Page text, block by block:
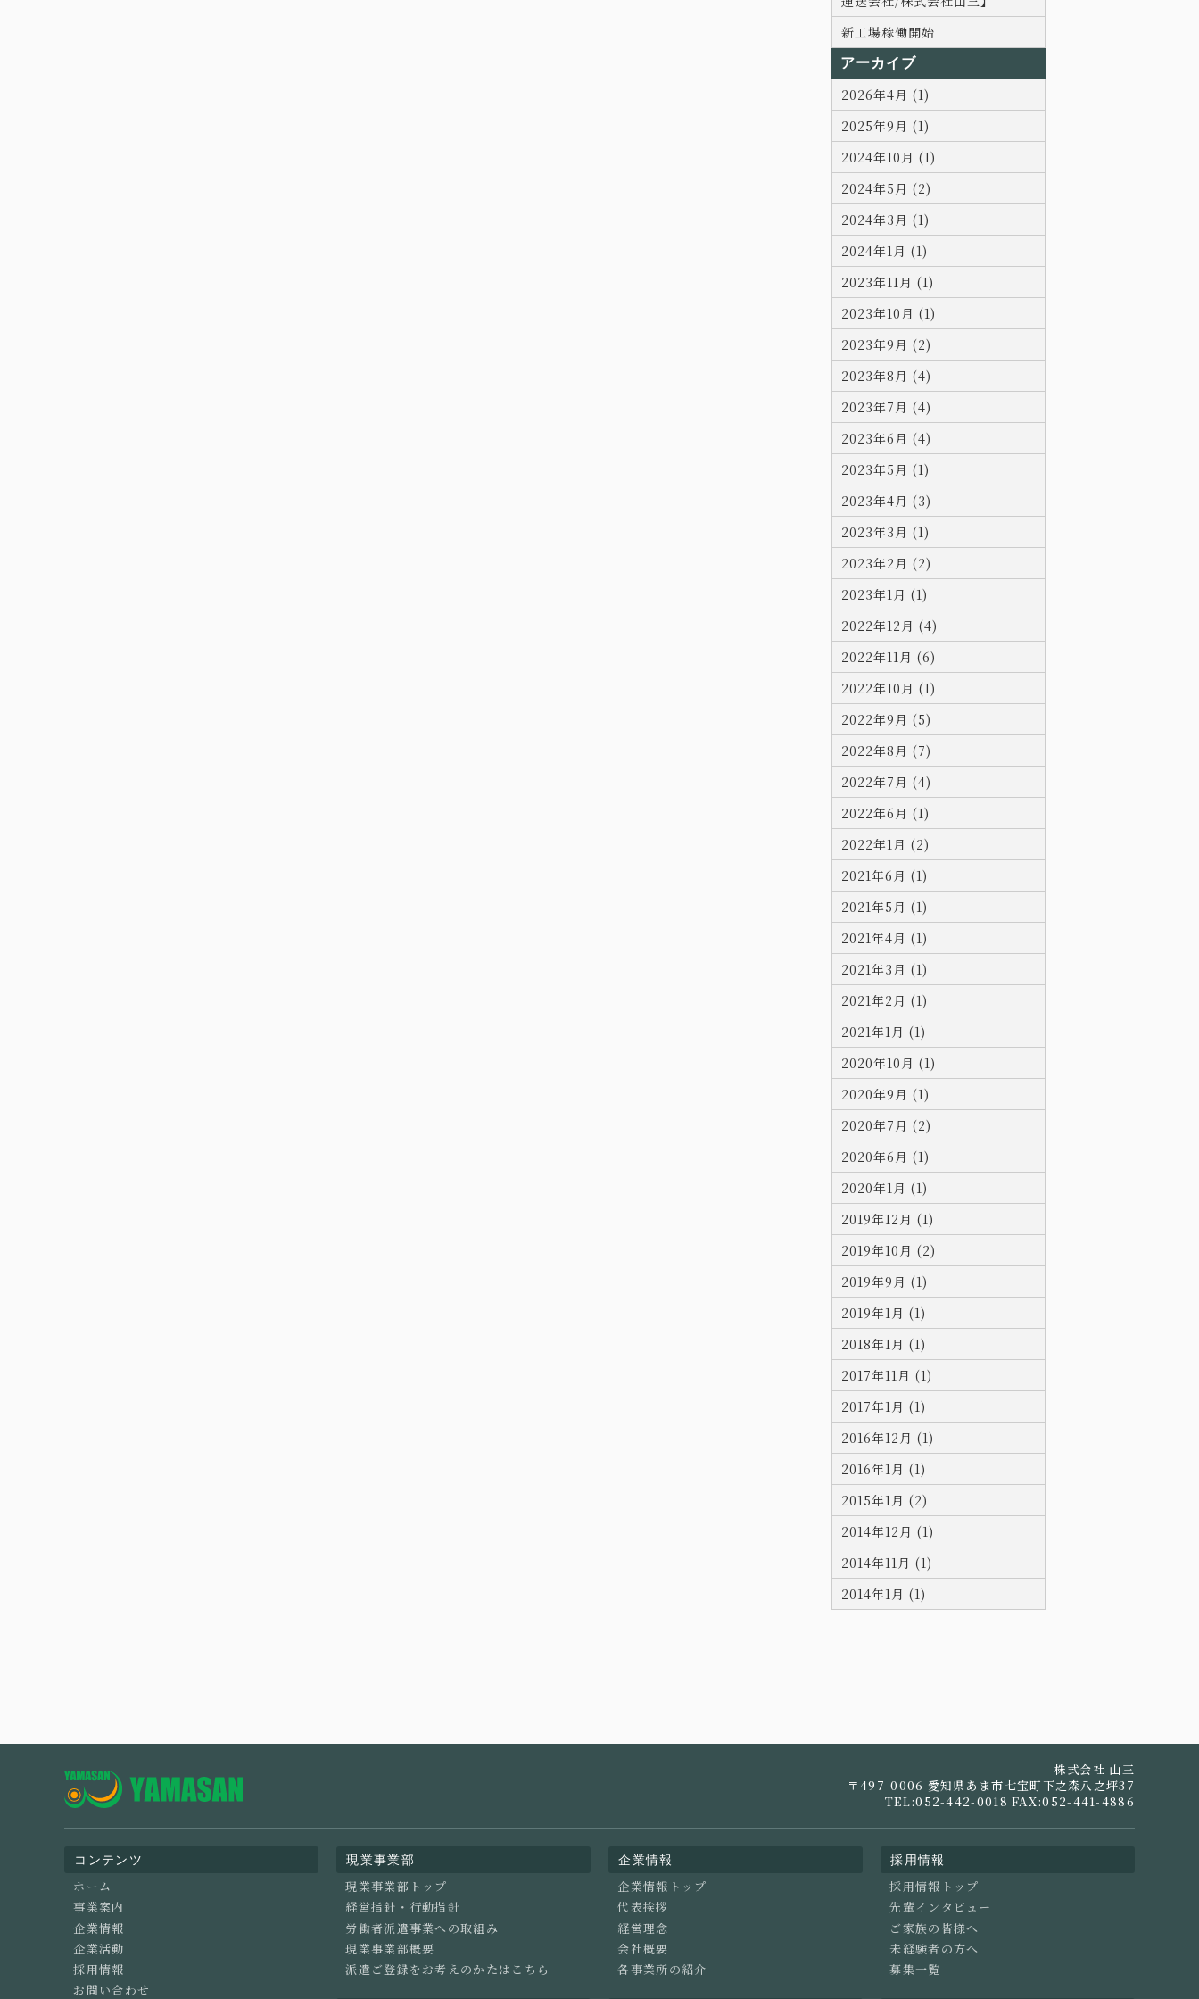
新工場稼働開始
アーカイブ
2026年4月 (1)
2025年9月 (1)
2024年10月 (1)
2024年5月 (2)
2024年3月 (1)
2024年1月 (1)
2023年11月 (1)
2023年10月 (1)
2023年9月 (2)
2023年8月 (4)
2023年7月 (4)
2023年6月 (4)
2023年5月 (1)
2023年4月 (3)
2023年3月 (1)
2023年2月 (2)
2023年1月 (1)
2022年12月 (4)
2022年11月 (6)
2022年10月 (1)
2022年9月 (5)
2022年8月 (7)
2022年7月 (4)
2022年6月 (1)
2022年1月 (2)
2021年6月 (1)
2021年5月 (1)
2021年4月 (1)
2021年3月 (1)
2021年2月 (1)
2021年1月 (1)
2020年10月 (1)
2020年9月 (1)
2020年7月 (2)
2020年6月 (1)
2020年1月 (1)
2019年12月 (1)
2019年10月 (2)
2019年9月 (1)
2019年1月 (1)
2018年1月 (1)
2017年11月 (1)
2017年1月 (1)
2016年12月 (1)
2016年1月 (1)
2015年1月 (2)
2014年12月 (1)
2014年11月 (1)
2014年1月 (1)
株式会社 山三
〒497-0006 愛知県あま市七宝町下之森八之坪37
TEL:052-442-0018 FAX:052-441-4886
コンテンツ
ホーム
事業案内
企業情報
企業活動
採用情報
お問い合わせ
現業事業部
現業事業部トップ
経営指針・行動指針
労働者派遣事業への取組み
現業事業部概要
派遣ご登録をお考えのかたはこちら
企業情報
企業情報トップ
代表挨拶
経営理念
会社概要
各事業所の紹介
採用情報
採用情報トップ
先輩インタビュー
ご家族の皆様へ
未経験者の方へ
募集一覧